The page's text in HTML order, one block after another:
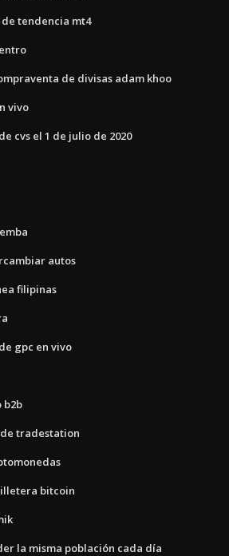
tendencia mt4
de divisas adam khoo
vivo
cvs el 1 de julio de 2020
autos
filipinas
gpc en vivo
b2b
tradestation
bitcoin
la misma población cada día